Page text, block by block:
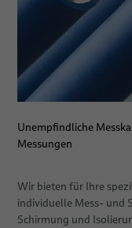
Unempfindliche
Messungen
Wir bieten für Ihre
individuelle Mess- und
Schirmung und